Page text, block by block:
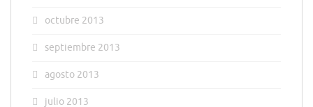
octubre 2013
septiembre 2013
agosto 2013
julio 2013